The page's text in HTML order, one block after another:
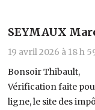
SEYMAUX
19 avril 2026 à 18 h
Bonsoir Thibault,
Vérification faite
ligne, le site des